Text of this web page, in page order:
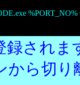
%PORT_NO%
録されま
から切